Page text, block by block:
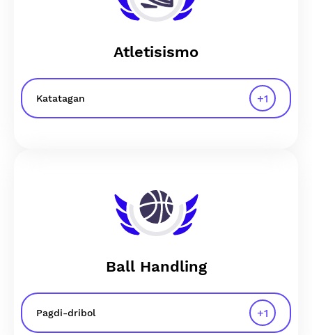
Atletisismo
Katatagan +1
Ball Handling
Pagdi-dribol +1